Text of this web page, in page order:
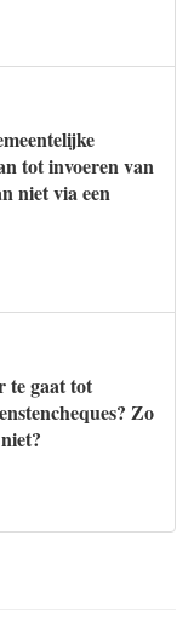
tot invoeren van
niet via een
te gaat tot
Zo